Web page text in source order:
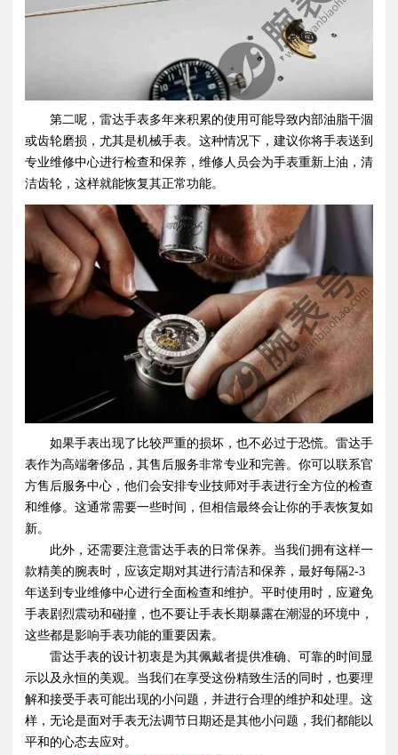
第二呢，雷达手表多年来积累的使用可能导致内部油脂干涸
或齿轮磨损，尤其是机械手表。这种情况下，建议你将手表送到
专业维修中心进行检查和保养，维修人员会为手表重新上油，清
洁齿轮，这样就能恢复其正常功能。
如果手表出现了比较严重的损坏，也不必过于恐慌。雷达手
表作为高端奢侈品，其售后服务非常专业和完善。你可以联系官
方售后服务中心，他们会安排专业技师对手表进行全方位的检查
和维修。这通常需要一些时间，但相信最终会让你的手表恢复如
新。
此外，还需要注意雷达手表的日常保养。当我们拥有这样一
款精美的腕表时，应该定期对其进行清洁和保养，最好每隔2-3
年送到专业维修中心进行全面检查和维护。平时使用时，应避免
手表剧烈震动和碰撞，也不要让手表长期暴露在潮湿的环境中，
这些都是影响手表功能的重要因素。
雷达手表的设计初衷是为其佩戴者提供准确、可靠的时间显
示以及永恒的美观。当我们在享受这份精致生活的同时，也要理
解和接受手表可能出现的小问题，并进行合理的维护和处理。这
样，无论是面对手表无法调节日期还是其他小问题，我们都能以
平和的心态去应对。